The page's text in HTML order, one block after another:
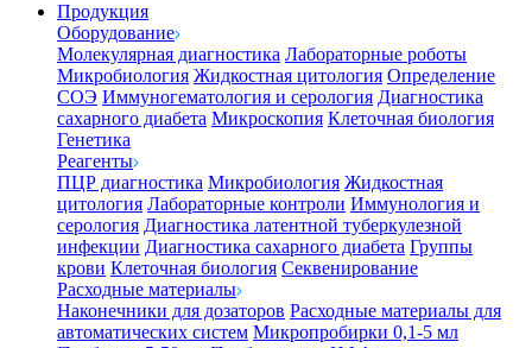
Продукция
Оборудование
Молекулярная диагностика Лабораторные роботы
Микробиология Жидкостная цитология Определение
СОЭ Иммуногематология и серология Диагностика
сахарного диабета Микроскопия Клеточная биология
Генетика
Реагенты
ПЦР диагностика Микробиология Жидкостная
цитология Лабораторные контроли Иммунология и
серология Диагностика латентной туберкулезной
инфекции Диагностика сахарного диабета Группы
крови Клеточная биология Секвенирование
Расходные материалы
Наконечники для дозаторов Расходные материалы для
автоматических систем Микропробирки 0,1-5 мл